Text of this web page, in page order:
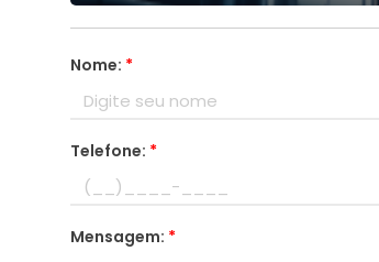
Nome: *
Telefone: *
Mensagem: *